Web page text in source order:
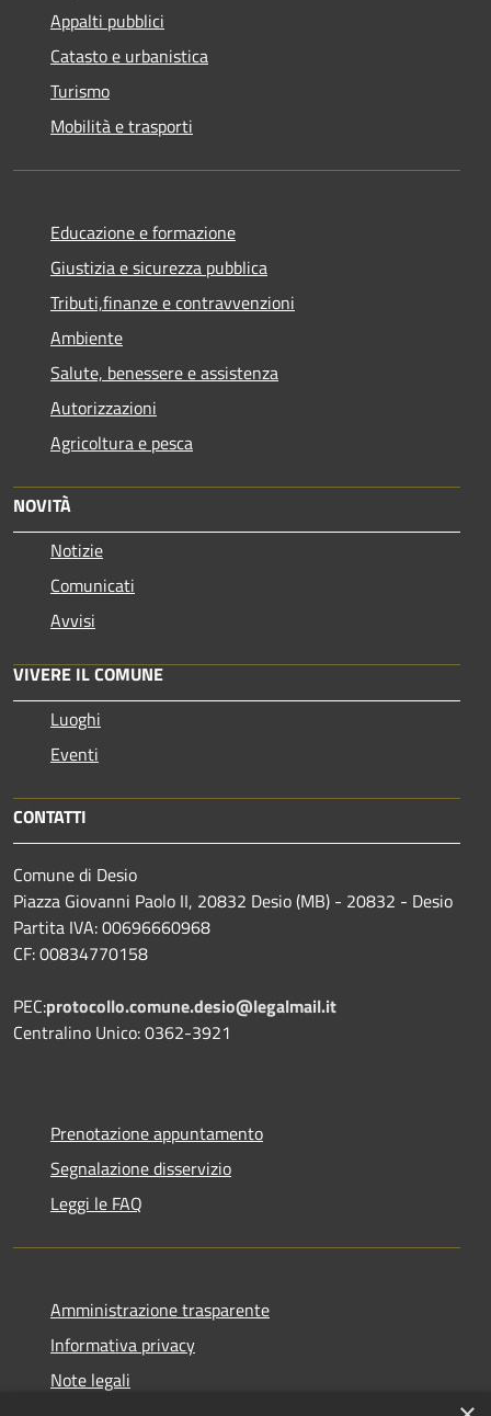
Appalti pubblici
Catasto e urbanistica
Turismo
Mobilità e trasporti
Educazione e formazione
Giustizia e sicurezza pubblica
Tributi,finanze e contravvenzioni
Ambiente
Salute, benessere e assistenza
Autorizzazioni
Agricoltura e pesca
NOVITÀ
Notizie
Comunicati
Avvisi
VIVERE IL COMUNE
Luoghi
Eventi
CONTATTI
Comune di Desio
Piazza Giovanni Paolo II, 20832 Desio (MB) - 20832 - Desio
Partita IVA: 00696660968
CF: 00834770158
PEC:protocollo.comune.desio@legalmail.it
Centralino Unico: 0362-3921
Prenotazione appuntamento
Segnalazione disservizio
Leggi le FAQ
Amministrazione trasparente
Informativa privacy
Note legali